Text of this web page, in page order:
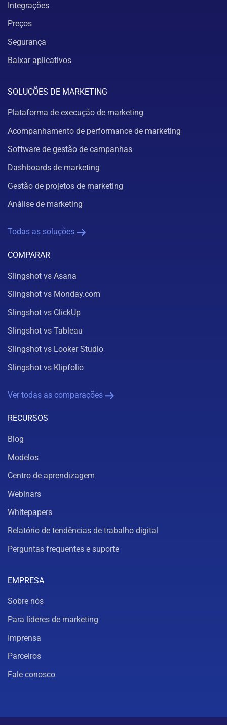
Integrações
Preços
Segurança
Baixar aplicativos
SOLUÇÕES DE MARKETING
Plataforma de execução de marketing
Acompanhamento de performance de marketing
Software de gestão de campanhas
Dashboards de marketing
Gestão de projetos de marketing
Análise de marketing
Todas as soluções
COMPARAR
Slingshot vs Asana
Slingshot vs Monday.com
Slingshot vs ClickUp
Slingshot vs Tableau
Slingshot vs Looker Studio
Slingshot vs Klipfolio
Ver todas as comparações
RECURSOS
Blog
Modelos
Centro de aprendizagem
Webinars
Whitepapers
Relatório de tendências de trabalho digital
Perguntas frequentes e suporte
EMPRESA
Sobre nós
Para líderes de marketing
Imprensa
Parceiros
Fale conosco